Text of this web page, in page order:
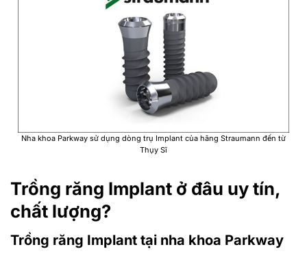
Nha khoa Parkway sử dụng dòng trụ Implant của hãng Straumann đến từ
Thụy Sĩ
Trồng răng Implant ở đâu uy tín,
chất lượng?
Trồng răng Implant tại nha khoa Parkway